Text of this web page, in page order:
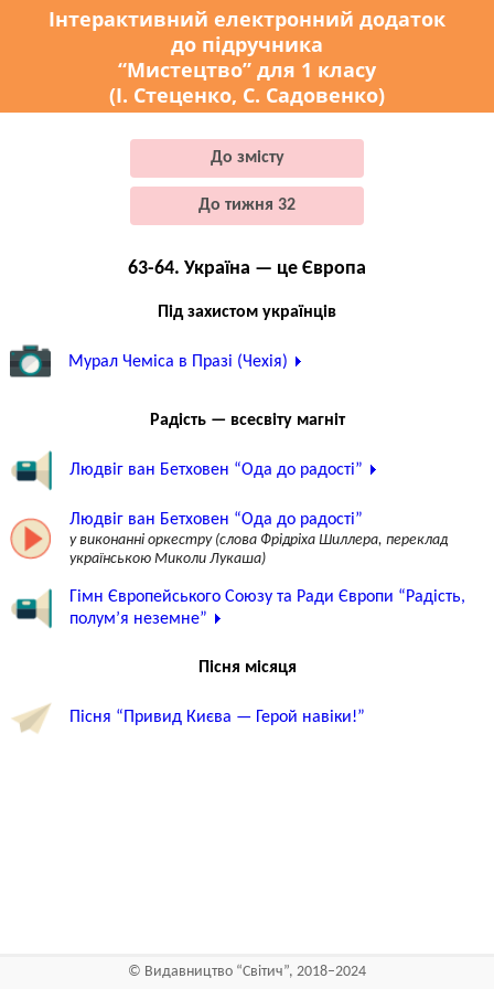
Інтерактивний електронний додаток
до підручника
“Мистецтво” для 1 класу
(І. Стеценко, С. Садовенко)
До змісту
До тижня 32
63-64. Україна — це Європа
Під захистом українців
Мурал Чеміса в Празі (Чехія)
Радість — всесвіту магніт
Людвіг ван Бетховен “Ода до радості”
Людвіг ван Бетховен “Ода до радості”
у виконанні оркестру (слова Фрідріха Шиллера, переклад
українською Миколи Лукаша)
Гімн Європейського Союзу та Ради Європи “Радість,
полум’я неземне”
Пісня місяця
Пісня “Привид Києва — Герой навіки!”
© Видавництво “Світич”, 2018–2024